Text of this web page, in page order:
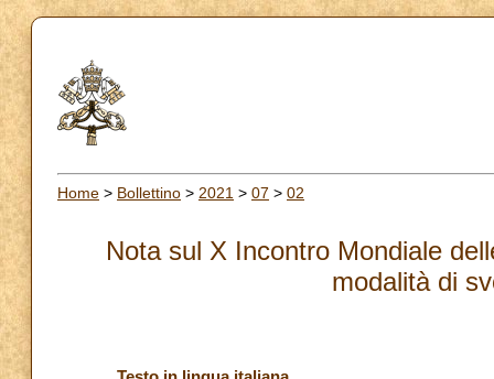
Home > Bollettino > 2021 > 07 > 02
Nota sul X Incontro Mondiale
modalità di